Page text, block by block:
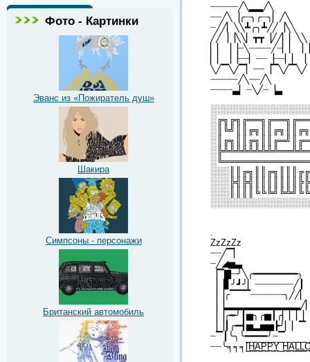
Фото - Картинки
Эванс из «Пожиратель душ»
Шакира
Симпсоны - персонажи
Британский автомобиль
┈┈┈┈┈╱╲▂▂╱╲
┈┈╱╲▕╭┈╮╭┈╮▏╱╲
┈╱╱▏╲╲┻╭╮┻╱╱▕╲╲
╱╱▕▕╲╲▏┳┳▕╱╱▏▏╲╲
▏▏▕▕┈╲┈┈┈┈╱┈▏▏▕▕
▏▏▕▕┈┈▏┈┈▕┈┈▏▏▕▕
╲╱▔╲╱▔▏┈┈▕▔╲╱▔╲╱
┈┈┈┈┈╱╲┈┈╱╲
┈┈┈┈▃▏┈╲╱┈▕▃
.
ZzZzZz
┈┈╱▔▏
┈╱◢▅▃
▕▔▇┈╯╲╭━━━━━━━━╮
▕▕▋╯┛╯▏┈┈┈┈┈┈┈╱┃
▕▕╭▔▔▔┈┈┈┈┈┈╮╱╱▏
▕▕╭━╯┃▅╮╭▅┃╭▏▏▏▏
▕▕┃╭━┫▅▂▅▅┣╯▏▏▔
┈▔┃╰╮╰━━━━╯┈▔
┈┈╰╕╕╕[̲̲̅̅H̲̲̅̅A̲̲̅̅P̲̲̅̅P̲̲̅̅Y̲̲̅̅